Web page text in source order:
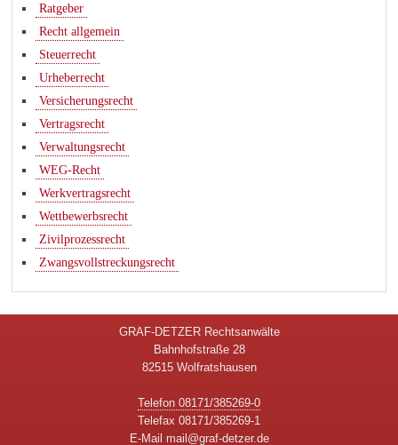
Ratgeber
Recht allgemein
Steuerrecht
Urheberrecht
Versicherungsrecht
Vertragsrecht
Verwaltungsrecht
WEG-Recht
Werkvertragsrecht
Wettbewerbsrecht
Zivilprozessrecht
Zwangsvollstreckungsrecht
GRAF-DETZER Rechtsanwälte
Bahnhofstraße 28
82515 Wolfratshausen
Telefon 08171/385269-0
Telefax 08171/385269-1
E-Mail mail@graf-detzer.de